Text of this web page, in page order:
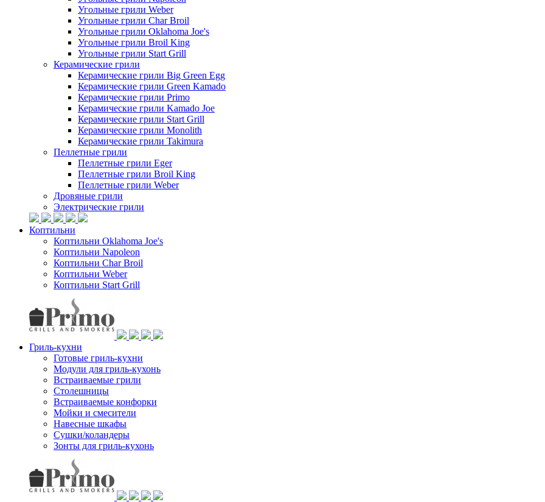
Угольные грили Weber
Угольные грили Char Broil
Угольные грили Oklahoma Joe's
Угольные грили Broil King
Угольные грили Start Grill
Керамические грили
Керамические грили Big Green Egg
Керамические грили Green Kamado
Керамические грили Primo
Керамические грили Kamado Joe
Керамические грили Start Grill
Керамические грили Monolith
Керамические грили Takimura
Пеллетные грили
Пеллетные грили Eger
Пеллетные грили Broil King
Пеллетные грили Weber
Дровяные грили
Электрические грили
Коптильни
Коптильни Oklahoma Joe's
Коптильни Napoleon
Коптильни Char Broil
Коптильни Weber
Коптильни Start Grill
Гриль-кухни
Готовые гриль-кухни
Модули для гриль-кухонь
Встраиваемые грили
Столешницы
Встраиваемые конфорки
Мойки и смесители
Навесные шкафы
Сушки/коландеры
Зонты для гриль-кухонь